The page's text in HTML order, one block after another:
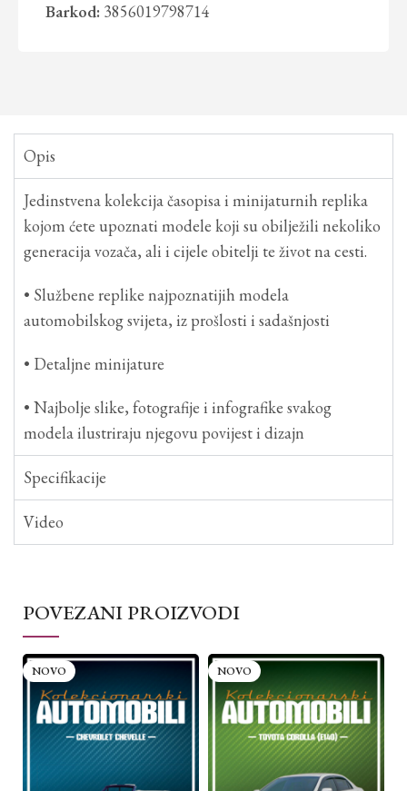
Barkod: 3856019798714
Opis
Jedinstvena kolekcija časopisa i minijaturnih replika
kojom ćete upoznati modele koji su obilježili nekoliko
generacija vozača, ali i cijele obitelji te život na cesti.
• Službene replike najpoznatijih modela
automobilskog svijeta, iz prošlosti i sadašnjosti
• Detaljne minijature
• Najbolje slike, fotografije i infografike svakog
modela ilustriraju njegovu povijest i dizajn
Specifikacije
Video
POVEZANI PROIZVODI
NOVO NOVO